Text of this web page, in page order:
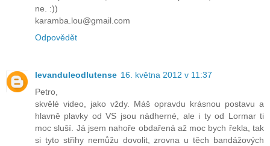
ne. :))
karamba.lou@gmail.com
Odpovědět
levanduleodlutense 16. května 2012 v 11:37
Petro,
skvělé video, jako vždy. Máš opravdu krásnou postavu a
hlavně plavky od VS jsou nádherné, ale i ty od Lormar ti
moc sluší. Já jsem nahoře obdařená až moc bych řekla, tak
si tyto střihy nemůžu dovolit, zrovna u těch bandážových